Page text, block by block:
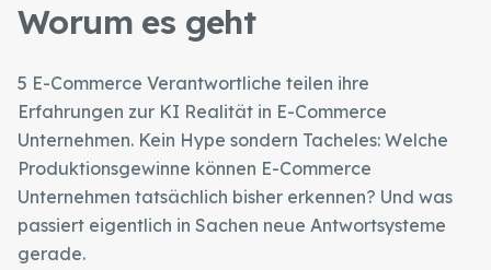
Worum es geht
5 E-Commerce Verantwortliche teilen ihre
Erfahrungen zur KI Realität in E-Commerce
Unternehmen. Kein Hype sondern Tacheles: Welche
Produktionsgewinne können E-Commerce
Unternehmen tatsächlich bisher erkennen? Und was
passiert eigentlich in Sachen neue Antwortsysteme
gerade.